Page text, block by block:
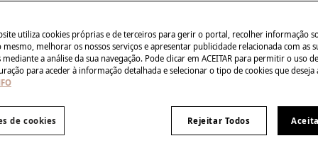
utiliza cookies próprias e de terceiros para gerir o portal, recolher informação
mesmo, melhorar os nossos serviços e apresentar publicidade relacionada com as
a análise da sua navegação. Pode clicar em ACEITAR para permitir o uso
para aceder à informação detalhada e selecionar o tipo de cookies que deseja
Rejeitar Todos
de cookies